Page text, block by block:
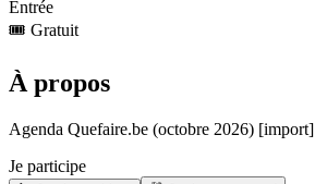
Entrée
🎟️ Gratuit
À propos
Agenda Quefaire.be (octobre 2026) [import]
Je participe